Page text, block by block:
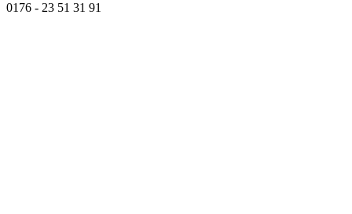
0176 - 23 51 31 91